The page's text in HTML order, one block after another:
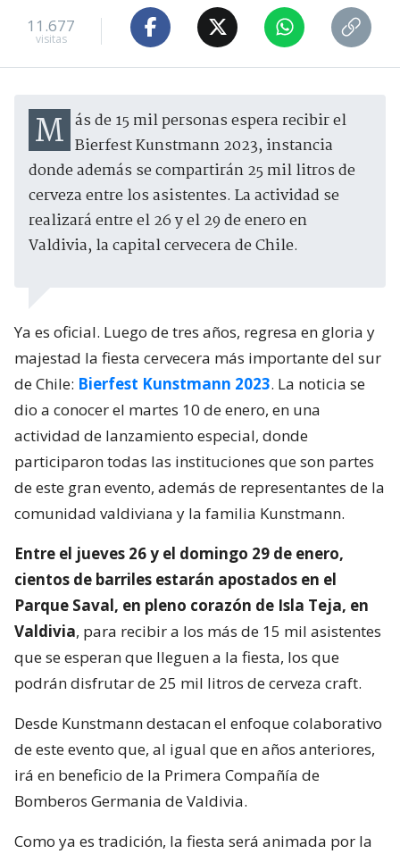
11.677
visitas
Más de 15 mil personas espera recibir el Bierfest Kunstmann 2023, instancia
donde además se compartirán 25 mil litros de
cerveza entre los asistentes. La actividad se
realizará entre el 26 y el 29 de enero en
Valdivia, la capital cervecera de Chile.
Ya es oficial. Luego de tres años, regresa en gloria y
majestad la fiesta cervecera más importante del sur
de Chile: Bierfest Kunstmann 2023. La noticia se
dio a conocer el martes 10 de enero, en una
actividad de lanzamiento especial, donde
participaron todas las instituciones que son partes
de este gran evento, además de representantes de la
comunidad valdiviana y la familia Kunstmann.
Entre el jueves 26 y el domingo 29 de enero,
cientos de barriles estarán apostados en el
Parque Saval, en pleno corazón de Isla Teja, en
Valdivia, para recibir a los más de 15 mil asistentes
que se esperan que lleguen a la fiesta, los que
podrán disfrutar de 25 mil litros de cerveza craft.
Desde Kunstmann destacan el enfoque colaborativo
de este evento que, al igual que en años anteriores,
irá en beneficio de la Primera Compañía de
Bomberos Germania de Valdivia.
Como ya es tradición, la fiesta será animada por la